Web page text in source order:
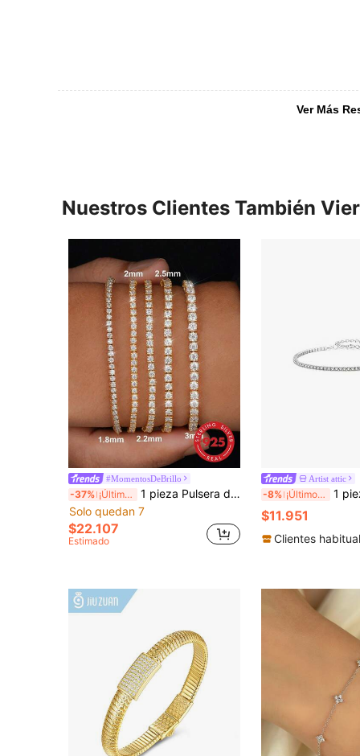
Ver Más
Nuestros Clientes También
#MomentosDeBrillo
-37% ¡Últimos 3 días
1 pieza Pulsera de diamantes de 4 puntas de 2mm-3mm, de plata de ley 925, lujosa, ligera y brillante, joya exquisita de alta gama como regalo para mujeres
Solo quedan 7
$22.107
Estimado
Artist attic
-8% ¡Últimos 3 días 1 pieza Pulsera de tenis de plata esterlina S925 con moissanita
$11.951
Clientes